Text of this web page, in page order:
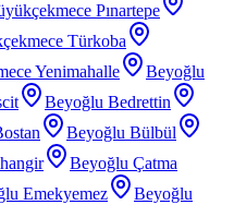
Pınartepe
Türkoba
Yenimahalle
Beyoğlu
Beyoğlu Bedrettin
Beyoğlu Bülbül
Beyoğlu Çatma
Emekyemez
Beyoğlu